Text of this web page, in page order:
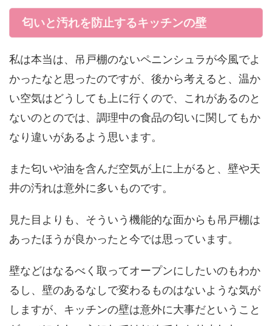
匂いと汚れを防止するキッチンの壁
私は本当は、吊戸棚のないペニンシュラが今風でよ
かったなと思ったのですが、後から考えると、温か
い空気はどうしても上に行くので、これがあるのと
ないのとのでは、調理中の食品の匂いに関してもか
なり違いがあるよう思います。
また匂いや油を含んだ空気が上に上がると、壁や天
井の汚れは意外に多いものです。
見た目よりも、そういう機能的な面からも吊戸棚は
あったほうが良かったと今では思っています。
壁などはなるべく取ってオープンにしたいのもわか
るし、壁のあるなしで変わるものはないような気が
しますが、キッチンの壁は意外に大事だということ